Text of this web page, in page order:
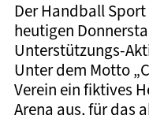
Der Handball
heutigen
Unterstützungs-
Unter dem Motto
Verein ein fiktives
Arena aus, für das